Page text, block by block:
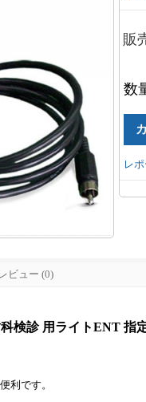
販
数
レ
ビュー (0)
検診 用ライトENT 指
利です。